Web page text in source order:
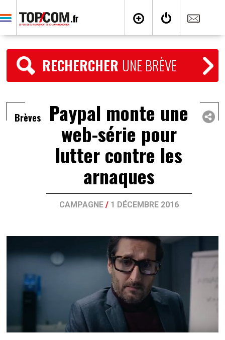
RECHERCHER UNE BRÈVE
Brèves Paypal monte une
web-série pour
lutter contre les
arnaques
CAMPAGNE/ 1 DÉCEMBRE 2016